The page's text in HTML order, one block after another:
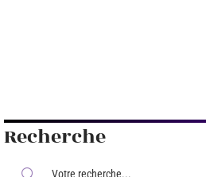
Recherche